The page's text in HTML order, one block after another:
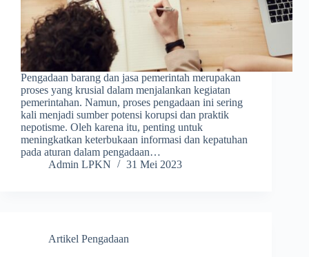
Pengadaan barang dan jasa pemerintah merupakan
proses yang krusial dalam menjalankan kegiatan
pemerintahan. Namun, proses pengadaan ini sering
kali menjadi sumber potensi korupsi dan praktik
nepotisme. Oleh karena itu, penting untuk
meningkatkan keterbukaan informasi dan kepatuhan
pada aturan dalam pengadaan…
Admin LPKN
31 Mei 2023
Artikel Pengadaan